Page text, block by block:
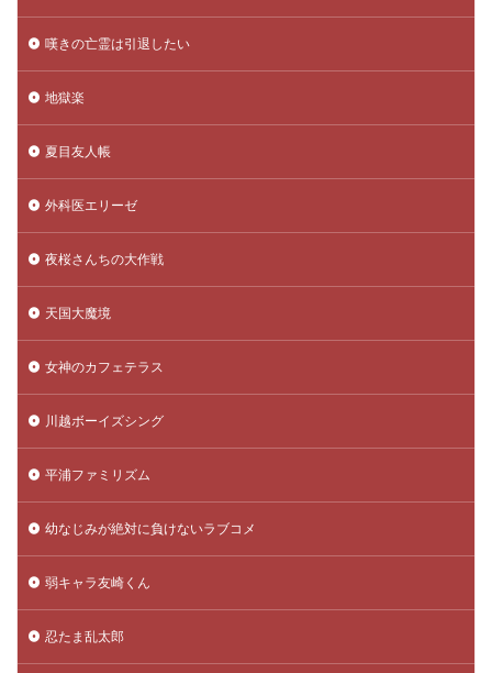
嘆きの亡霊は引退したい
地獄楽
夏目友人帳
外科医エリーゼ
夜桜さんちの大作戦
天国大魔境
女神のカフェテラス
川越ボーイズシング
平浦ファミリズム
幼なじみが絶対に負けないラブコメ
弱キャラ友崎くん
忍たま乱太郎